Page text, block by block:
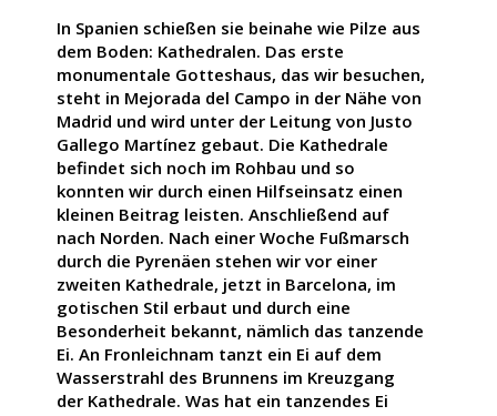
In Spanien schießen sie beinahe wie Pilze aus
dem Boden: Kathedralen. Das erste
monumentale Gotteshaus, das wir besuchen,
steht in Mejorada del Campo in der Nähe von
Madrid und wird unter der Leitung von Justo
Gallego Martínez gebaut. Die Kathedrale
befindet sich noch im Rohbau und so
konnten wir durch einen Hilfseinsatz einen
kleinen Beitrag leisten. Anschließend auf
nach Norden. Nach einer Woche Fußmarsch
durch die Pyrenäen stehen wir vor einer
zweiten Kathedrale, jetzt in Barcelona, im
gotischen Stil erbaut und durch eine
Besonderheit bekannt, nämlich das tanzende
Ei. An Fronleichnam tanzt ein Ei auf dem
Wasserstrahl des Brunnens im Kreuzgang
der Kathedrale. Was hat ein tanzendes Ei